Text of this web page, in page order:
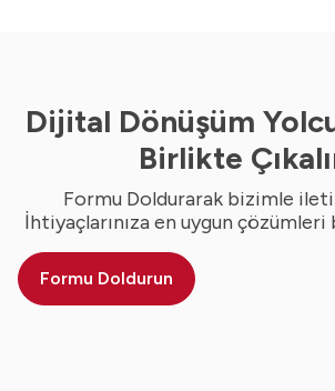
Dijital Dönüşüm
Birlikte
Formu Doldurarak bizimle
İhtiyaçlarınıza en uygun
Formu Doldurun